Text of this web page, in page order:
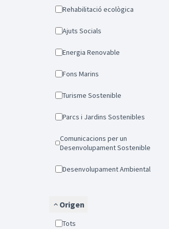
Rehabilitació ecològica
Ajuts Socials
Energia Renovable
Fons Marins
Turisme Sostenible
Parcs i Jardins Sostenibles
Comunicacions per un
Desenvolupament Sostenible
Desenvolupament Ambiental
Origen
Tots